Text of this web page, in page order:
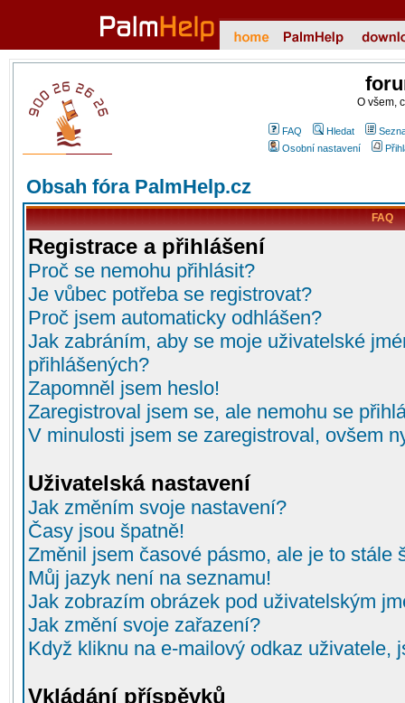
O všem,
FAQ Hledat
Osobní nastavení
Obsah fóra PalmHelp.cz
FAQ
Registrace a přihlášení
Proč se nemohu přihlásit?
Je vůbec potřeba se registrovat?
Proč jsem automaticky odhlášen?
Jak zabráním, aby se moje uživatelské
přihlášených?
Zapomněl jsem heslo!
Zaregistroval jsem se, ale nemohu se
V minulosti jsem se zaregistroval, ovšem
Uživatelská nastavení
Jak změním svoje nastavení?
Časy jsou špatně!
Změnil jsem časové pásmo, ale je to stále
Můj jazyk není na seznamu!
Jak zobrazím obrázek pod uživatelským
Jak změní svoje zařazení?
Když kliknu na e-mailový odkaz uživatele,
Vkládání příspěvků